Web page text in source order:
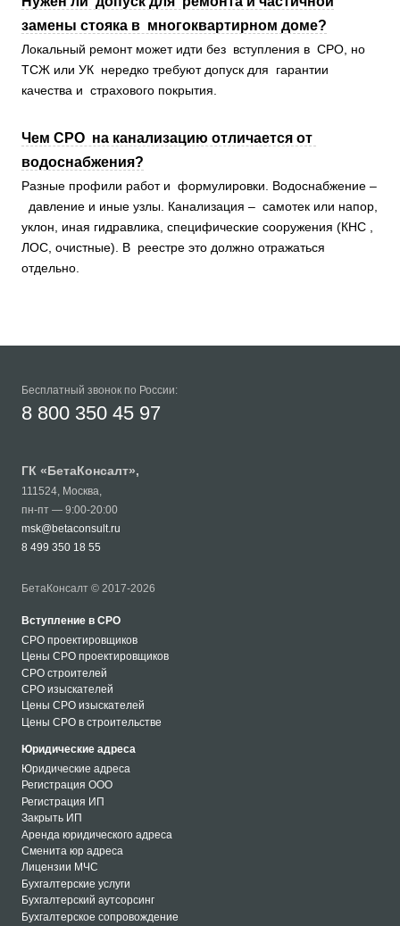
замены стояка в многоквартирном доме?
Локальный ремонт может идти без вступления в СРО, но
ТСЖ или УК нередко требуют допуск для гарантии
качества и страхового покрытия.
Чем СРО на канализацию отличается от
водоснабжения?
Разные профили работ и формулировки. Водоснабжение –
давление и иные узлы. Канализация – самотек или напор,
уклон, иная гидравлика, специфические сооружения (КНС ,
ЛОС, очистные). В реестре это должно отражаться
отдельно.
Бесплатный звонок по России:
8 800 350 45 97
ГК « БетаКонсалт»,
111524, Москва,
пн-пт — 9:00-20:00
msk@betaconsult.ru
8 499 350 18 55
БетаКонсалт © 2017-2026
Вступление в СРО
СРО проектировщиков
Цены СРО проектировщиков
СРО строителей
СРО изыскателей
Цены СРО изыскателей
Цены СРО в строительстве
Юридические адреса
Юридические адреса
Регистрация ООО
Регистрация ИП
Закрыть ИП
Аренда юридического адреса
Сменита юр адреса
Лицензии МЧС
Бухгалтерские услуги
Бухгалтерский аутсорсинг
Бухгалтерское сопровождение